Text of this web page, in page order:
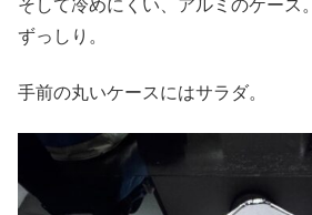
そして冷めにくい、アルミのケース。
ずっしり。
手前の丸いケースにはサラダ。